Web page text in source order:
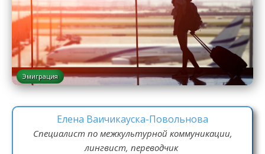
Эмиграция
Елена Ваичикауска-Повольнова
Специалист по межкультурной коммуникации,
лингвист, переводчик